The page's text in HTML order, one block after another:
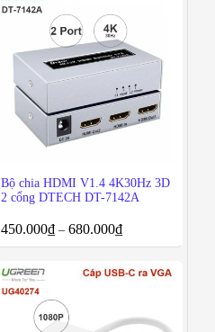
Bộ chia HDMI V1.4 4K30Hz 3D
2 cổng DTECH DT-7142A
450.000₫ –680.000₫